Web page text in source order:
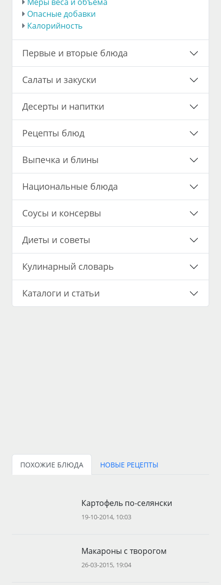
Опасные добавки
Калорийность
Первые и вторые блюда
Салаты и закуски
Десерты и напитки
Рецепты блюд
Выпечка и блины
Национальные блюда
Соусы и консервы
Диеты и советы
Кулинарный словарь
Каталоги и статьи
ПОХОЖИЕ БЛЮДА НОВЫЕ РЕЦЕПТЫ
Картофель по-селянски
19-10-2014, 10:03
Макароны с творогом
26-03-2015, 19:04